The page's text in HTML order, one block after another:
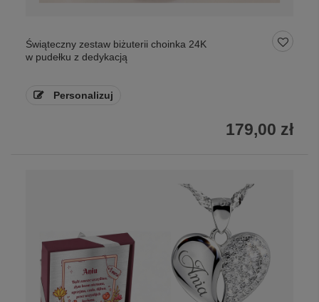
Świąteczny zestaw biżuterii choinka 24K
w pudełku z dedykacją
Personalizuj
179,00 zł